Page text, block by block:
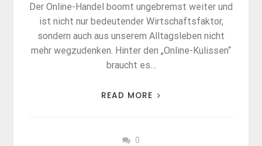
Der Online-Handel boomt ungebremst weiter und
ist nicht nur bedeutender Wirtschaftsfaktor,
sondern auch aus unserem Alltagsleben nicht
mehr wegzudenken. Hinter den „Online-Kulissen“
braucht es…
READ MORE
0